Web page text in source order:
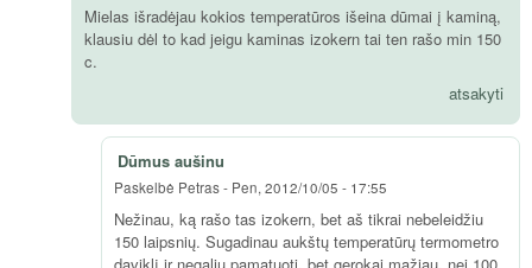
Mielas išradėjau kokios temperatūros išeina dūmai į kaminą,
klausiu dėl to kad jeigu kaminas izokern tai ten rašo min 150
c.
atsakyti
Dūmus aušinu
Paskelbė Petras- Pen, 2012/10/05 - 17:55
Nežinau, ką rašo tas izokern, bet aš tikrai nebeleidžiu
150 laipsnių. Sugadinau aukštų temperatūrų termometro